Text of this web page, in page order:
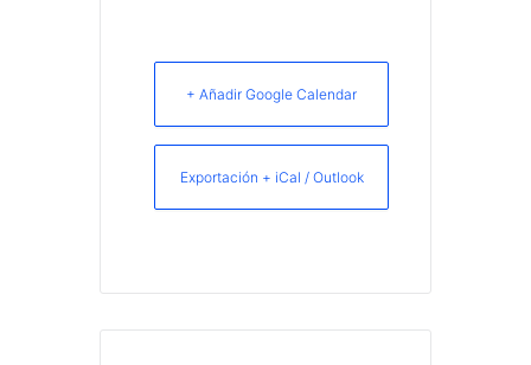
+ Añadir Google Calendar
Exportación + iCal / Outlook